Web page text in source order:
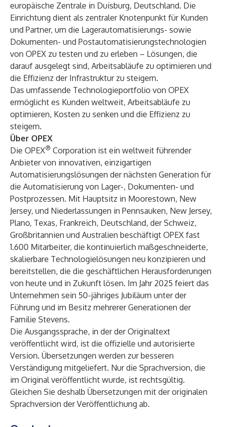
europäische Zentrale in Duisburg, Deutschland. Die
Einrichtung dient als zentraler Knotenpunkt für Kunden
und Partner, um die Lagerautomatisierungs- sowie
Dokumenten- und Postautomatisierungstechnologien
von OPEX zu testen und zu erleben – Lösungen, die
darauf ausgelegt sind, Arbeitsabläufe zu optimieren und
die Effizienz der Infrastruktur zu steigern.
Das umfassende Technologieportfolio von OPEX
ermöglicht es Kunden weltweit, Arbeitsabläufe zu
optimieren, Kosten zu senken und die Effizienz zu
steigern.
Über OPEX
Die OPEX® Corporation ist ein weltweit führender
Anbieter von innovativen, einzigartigen
Automatisierungslösungen der nächsten Generation für
die Automatisierung von Lager-, Dokumenten- und
Postprozessen. Mit Hauptsitz in Moorestown, New
Jersey, und Niederlassungen in Pennsauken, New Jersey,
Plano, Texas, Frankreich, Deutschland, der Schweiz,
Großbritannien und Australien beschäftigt OPEX fast
1.600 Mitarbeiter, die kontinuierlich maßgeschneiderte,
skalierbare Technologielösungen neu konzipieren und
bereitstellen, die die geschäftlichen Herausforderungen
von heute und in Zukunft lösen. Im Jahr 2025 feiert das
Unternehmen sein 50-jähriges Jubiläum unter der
Führung und im Besitz mehrerer Generationen der
Familie Stevens.
Die Ausgangssprache, in der der Originaltext
veröffentlicht wird, ist die offizielle und autorisierte
Version. Übersetzungen werden zur besseren
Verständigung mitgeliefert. Nur die Sprachversion, die
im Original veröffentlicht wurde, ist rechtsgültig.
Gleichen Sie deshalb Übersetzungen mit der originalen
Sprachversion der Veröffentlichung ab.